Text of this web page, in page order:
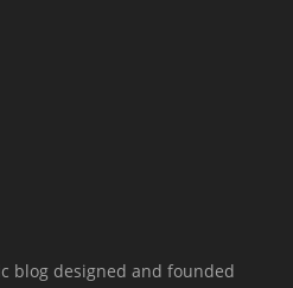
blog designed and founded